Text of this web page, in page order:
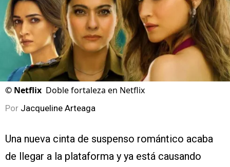
© Netflix Doble fortaleza en Netflix
Por Jacqueline Arteaga
Una nueva cinta de suspenso romántico acaba
de llegar a la plataforma y ya está causando